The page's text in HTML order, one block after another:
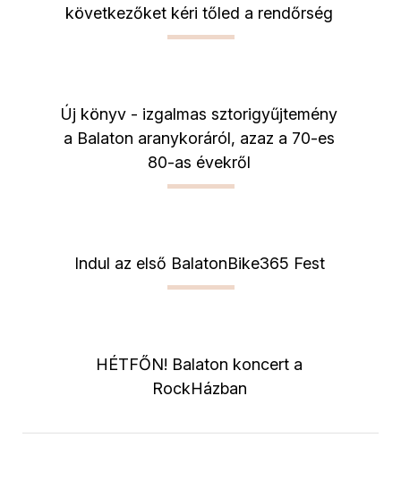
következőket kéri tőled a rendőrség
Új könyv - izgalmas sztorigyűjtemény
a Balaton aranykoráról, azaz a 70-es
80-as évekről
Indul az első BalatonBike365 Fest
HÉTFŐN! Balaton koncert a
RockHázban